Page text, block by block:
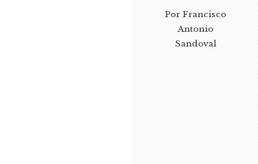
PorFrancisco
Antonio
Sandoval